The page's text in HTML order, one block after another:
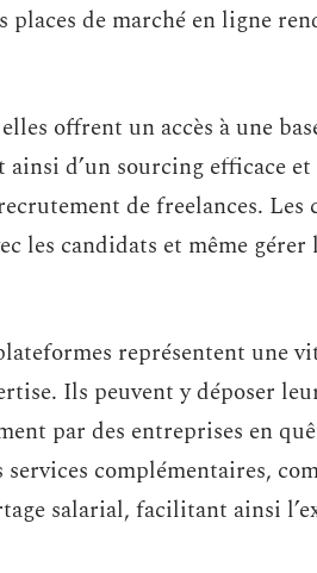
places de marché en ligne
offrent un accès à une
d’un sourcing efficace
de freelances.
les candidats et même
représentent une
Ils peuvent y déposer
par des entreprises en
complémentaires,
salarial, facilitant ainsi